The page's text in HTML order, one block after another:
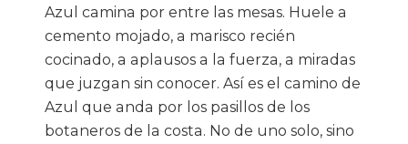
Azul camina por entre las mesas. Huele a
cemento mojado, a marisco recién
cocinado, a aplausos a la fuerza, a miradas
que juzgan sin conocer. Así es el camino de
Azul que anda por los pasillos de los
botaneros de la costa. No de uno solo, sino